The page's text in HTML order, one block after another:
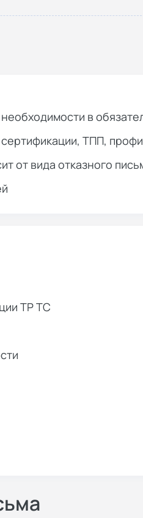
в
ТПП,
от вида отказного
ТР ТС